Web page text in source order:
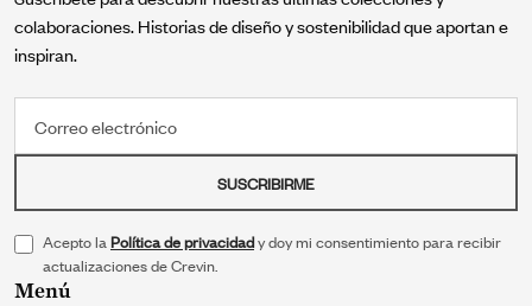
colaboraciones. Historias de diseño y sostenibilidad que aportan e
inspiran.
SUSCRIBIRME
Acepto laPolítica de privacidady doy mi consentimiento para recibir
actualizaciones de Crevin.
Menú